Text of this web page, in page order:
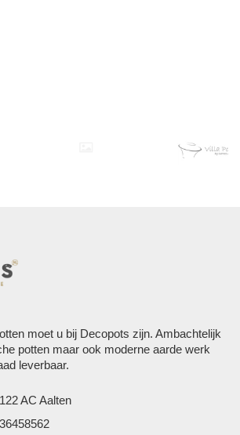
moet u bij Decopots zijn. Ambachtelijk
potten maar ook moderne aarde werk
leverbaar.
AC Aalten